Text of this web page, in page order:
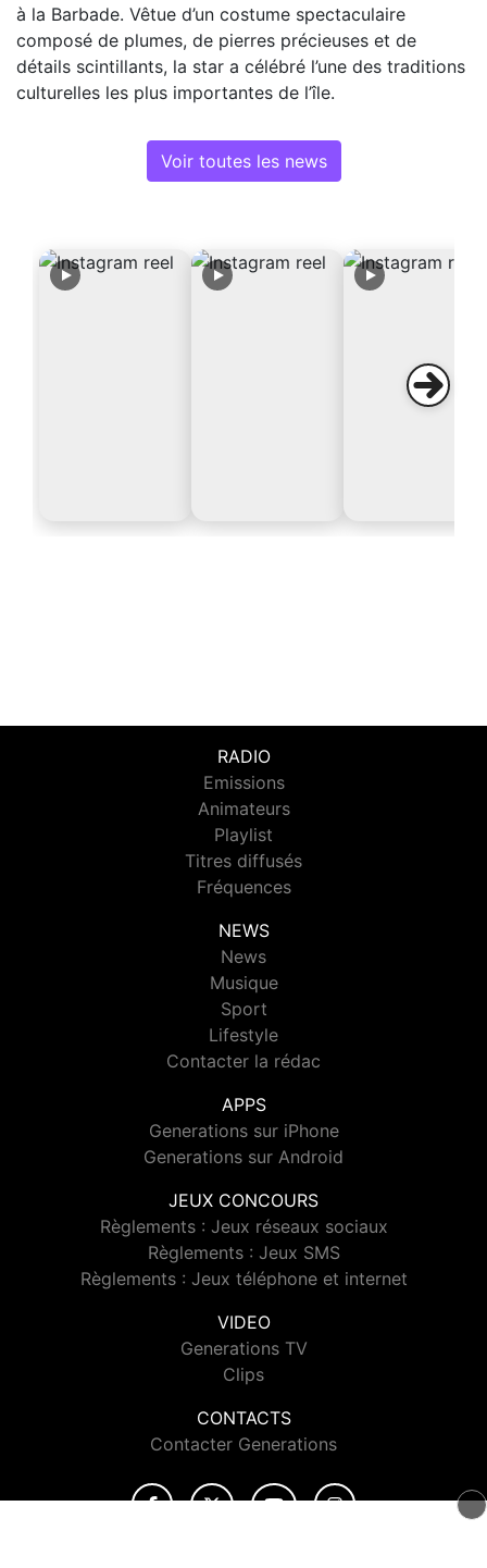
à la Barbade. Vêtue d’un costume spectaculaire
composé de plumes, de pierres précieuses et de
détails scintillants, la star a célébré l’une des traditions
culturelles les plus importantes de l’île.
Voir toutes les news
RADIO
Emissions
Animateurs
Playlist
Titres diffusés
Fréquences
NEWS
News
Musique
Sport
Lifestyle
Contacter la rédac
APPS
Generations sur iPhone
Generations sur Android
JEUX CONCOURS
Règlements : Jeux réseaux sociaux
Règlements : Jeux SMS
Règlements : Jeux téléphone et internet
VIDEO
Generations TV
Clips
CONTACTS
Contacter Generations